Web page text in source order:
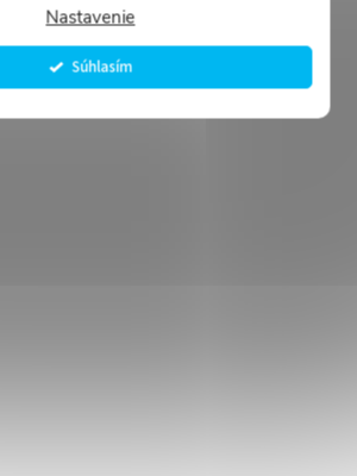
Nastavenie
Súhlasím